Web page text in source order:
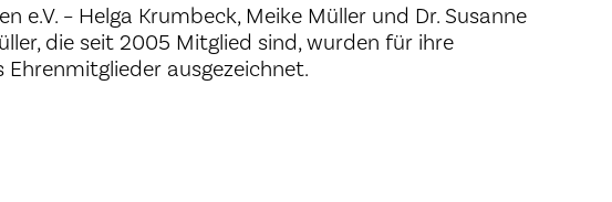
– Helga Krumbeck, Meike Müller und Dr. Susanne
die seit 2005 Mitglied sind, wurden für ihre
ausgezeichnet.